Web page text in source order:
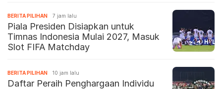
BERITA PILIHAN 7 jam lalu
Piala Presiden Disiapkan untuk
Timnas Indonesia Mulai 2027, Masuk
Slot FIFA Matchday
BERITA PILIHAN 10 jam lalu
Daftar Peraih Penghargaan Individu